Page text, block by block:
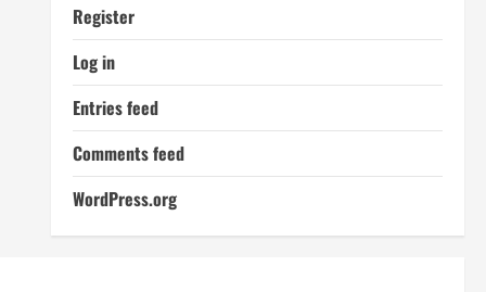
Register
Log in
Entries feed
Comments feed
WordPress.org